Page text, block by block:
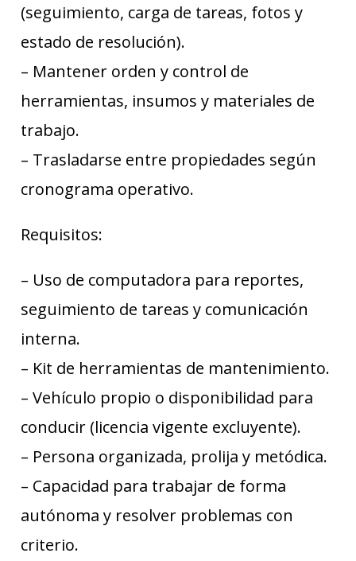
(seguimiento, carga de tareas, fotos y
estado de resolución).
– Mantener orden y control de
herramientas, insumos y materiales de
trabajo.
– Trasladarse entre propiedades según
cronograma operativo.
Requisitos:
– Uso de computadora para reportes,
seguimiento de tareas y comunicación
interna.
– Kit de herramientas de mantenimiento.
– Vehículo propio o disponibilidad para
conducir (licencia vigente excluyente).
– Persona organizada, prolija y metódica.
– Capacidad para trabajar de forma
autónoma y resolver problemas con
criterio.